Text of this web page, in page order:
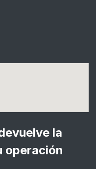
la
operación